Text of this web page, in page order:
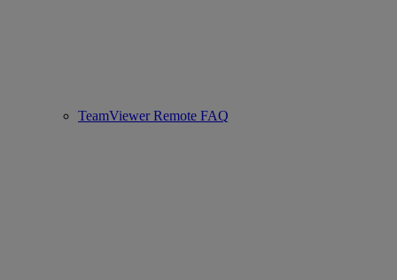
TeamViewer Remote FAQ